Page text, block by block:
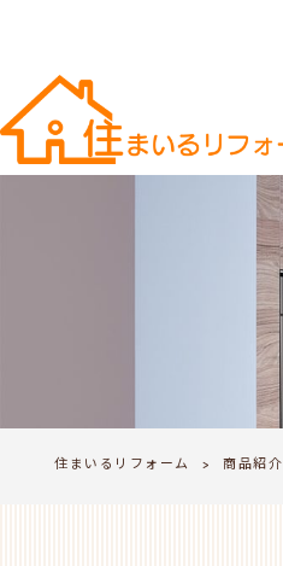
住まいるリフォーム > 商品紹介